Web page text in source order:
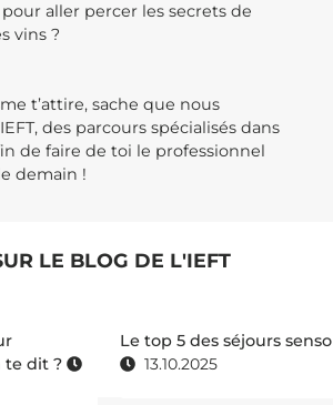
aller percer les secrets de
vins ?
t’attire, sache que nous
des parcours spécialisés dans
de faire de toi le professionnel
demain !
LE BLOG DE L'IEFT
te dit ?
Le top 5 des séjours
13.10.2025